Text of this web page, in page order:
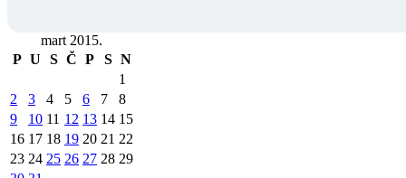
mart 2015.
P U S Č P S N
1
2
3 4 5 6 7
8
9
10 11 12 13 14 15
16 17 18 19 20 21 22
23 24 25 26 27 28 29